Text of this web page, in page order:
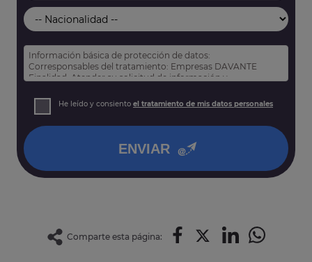
Información básica de protección de datos:
Corresponsables del tratamiento: Empresas DAVANTE
Finalidad: Atender su solicitud de información y
Derechos: Puede acceder, rectificar y suprimir sus datos,
así como otros derechos tal y como se explica en nuestra
He leído y consiento el tratamiento de mis datos personales
ENVIAR
Comparte esta página: